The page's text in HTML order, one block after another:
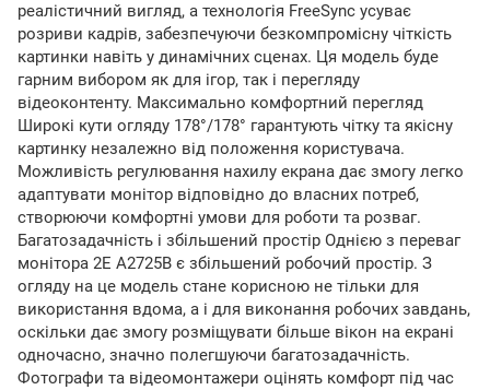
реалістичний вигляд, а технологія FreeSync усуває
розриви кадрів, забезпечуючи безкомпромісну чіткість
картинки навіть у динамічних сценах. Ця модель буде
гарним вибором як для ігор, так і перегляду
відеоконтенту. Максимально комфортний перегляд
Широкі кути огляду 178°/178° гарантують чітку та якісну
картинку незалежно від положення користувача.
Можливість регулювання нахилу екрана дає змогу легко
адаптувати монітор відповідно до власних потреб,
створюючи комфортні умови для роботи та розваг.
Багатозадачність і збільшений простір Однією з переваг
монітора 2E A2725B є збільшений робочий простір. З
огляду на це модель стане корисною не тільки для
використання вдома, а і для виконання робочих завдань,
оскільки дає змогу розміщувати більше вікон на екрані
одночасно, значно полегшуючи багатозадачність.
Фотографи та відеомонтажери оцінять комфорт під час